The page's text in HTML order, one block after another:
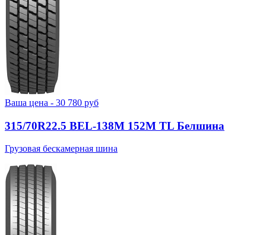
Ваша цена - 30 780 руб
315/70R22.5 BEL-138М 152M TL Белшина
Грузовая бескамерная шина